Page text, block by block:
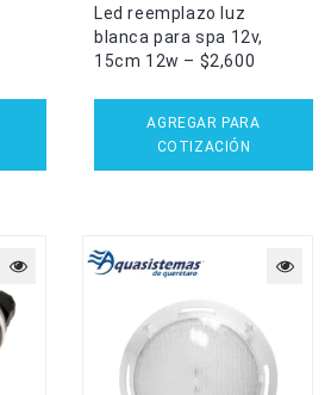
Led reemplazo luz
blanca para spa 12v,
15cm 12w – $2,600
AGREGAR PARA
COTIZACIÓN